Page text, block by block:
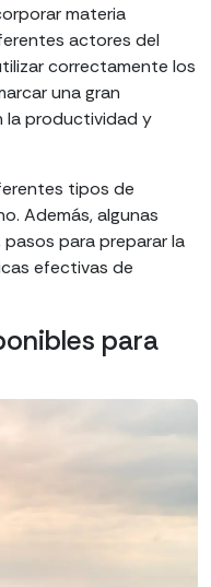
materia
actores del
correctamente los
una gran
la productividad y
tipos de
Además, algunas
para preparar la
efectivas de
para